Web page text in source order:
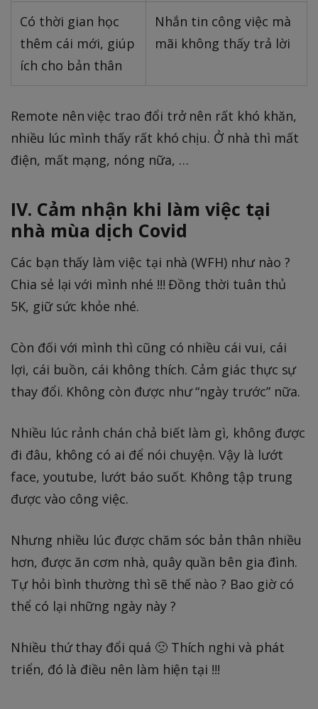
Có thời gian học
thêm cái mới, giúp
ích cho bản thân
Nhắn tin công việc mà
mãi không thấy trả lời
Remote nên việc trao đổi trở nên rất khó khăn,
nhiều lúc mình thấy rất khó chịu. Ở nhà thì mất
điện, mất mạng, nóng nữa, …
IV. Cảm nhận khi làm việc tại
nhà mùa dịch Covid
Các bạn thấy làm việc tại nhà (WFH) như nào ?
Chia sẻ lại với mình nhé !!! Đồng thời tuân thủ
5K, giữ sức khỏe nhé.
Còn đối với mình thì cũng có nhiều cái vui, cái
lợi, cái buồn, cái không thích. Cảm giác thực sự
thay đổi. Không còn được như “ngày trước” nữa.
Nhiều lúc rảnh chán chả biết làm gì, không được
đi đâu, không có ai để nói chuyện. Vậy là lướt
face, youtube, lướt báo suốt. Không tập trung
được vào công việc.
Nhưng nhiều lúc được chăm sóc bản thân nhiều
hơn, được ăn cơm nhà, quây quần bên gia đình.
Tự hỏi bình thường thì sẽ thế nào ? Bao giờ có
thể có lại những ngày này ?
Nhiều thứ thay đổi quá 🙁 Thích nghi và phát
triển, đó là điều nên làm hiện tại !!!